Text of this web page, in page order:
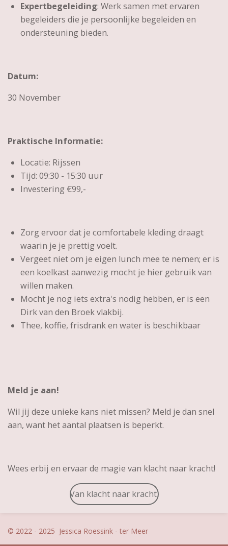
Expertbegeleiding: Werk samen met ervaren
begeleiders die je persoonlijke begeleiden en
ondersteuning bieden.
Datum:
30 November
Praktische Informatie:
Locatie: Rijssen
Tijd: 09:30 - 15:30 uur
Investering €99,-
Zorg ervoor dat je comfortabele kleding draagt
waarin je je prettig voelt.
Vergeet niet om je eigen lunch mee te nemen; er is
een koelkast aanwezig mocht je hier gebruik van
willen maken.
Mocht je nog iets extra's nodig hebben, er is een
Dirk van den Broek vlakbij.
Thee, koffie, frisdrank en water is beschikbaar
Meld je aan!
Wil jij deze unieke kans niet missen? Meld je dan snel
aan, want het aantal plaatsen is beperkt.
Wees erbij en ervaar de magie van klacht naar kracht!
Van klacht naar kracht
© 2022 - 2025 Jessica Roessink - ter Meer